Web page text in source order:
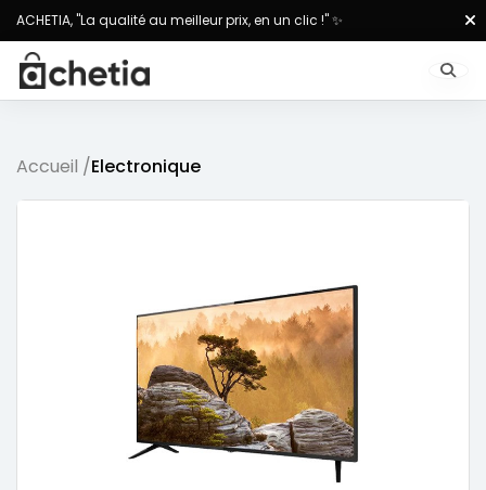
ACHETIA, "La qualité au meilleur prix, en un clic !" ✨
Accueil /Electronique